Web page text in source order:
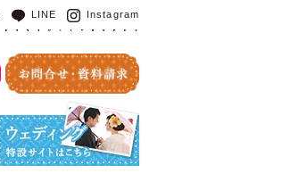
LINE Instagram
ウエディング特設サイト